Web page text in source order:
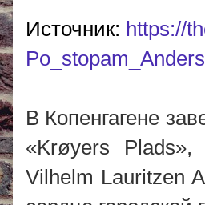
Источник: https://
В Копенгагене
«Krøyers Plads»,
Vilhelm Lauritzen